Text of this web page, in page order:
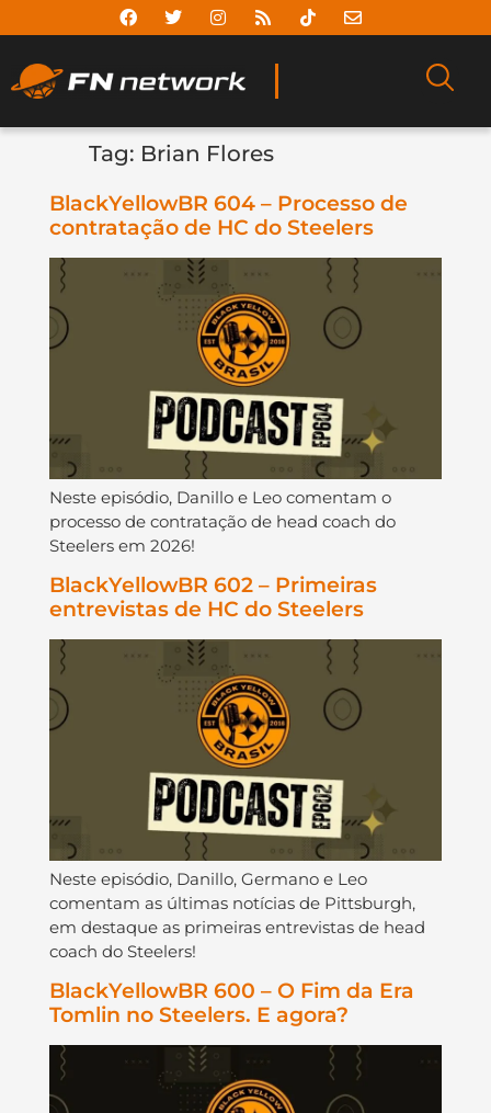
Tag: Brian Flores
BlackYellowBR 604 – Processo de
contratação de HC do Steelers
Neste episódio, Danillo e Leo comentam o
processo de contratação de head coach do
Steelers em 2026!
BlackYellowBR 602 – Primeiras
entrevistas de HC do Steelers
Neste episódio, Danillo, Germano e Leo
comentam as últimas notícias de Pittsburgh,
em destaque as primeiras entrevistas de head
coach do Steelers!
BlackYellowBR 600 – O Fim da Era
Tomlin no Steelers. E agora?